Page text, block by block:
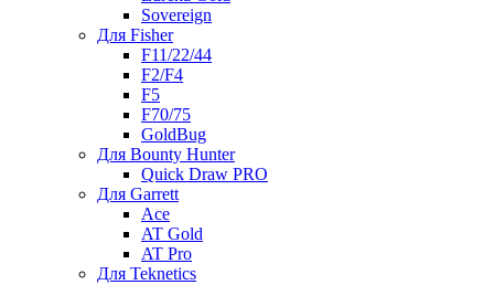
Sovereign
Для Fisher
F11/22/44
F2/F4
F5
F70/75
GoldBug
Для Bounty Hunter
Quick Draw PRO
Для Garrett
Ace
AT Gold
AT Pro
Для Teknetics